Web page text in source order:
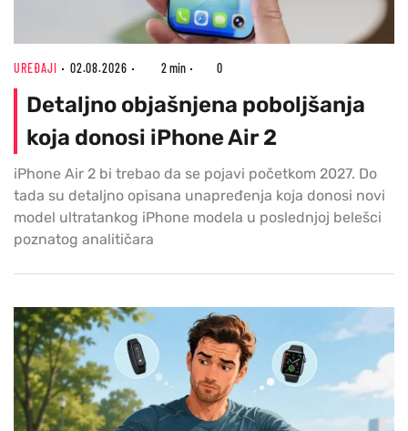
UREĐAJI 02.08.2026 2 min 0
Detaljno objašnjena poboljšanja
koja donosi iPhone Air 2
iPhone Air 2 bi trebao da se pojavi početkom 2027. Do
tada su detaljno opisana unapređenja koja donosi novi
model ultratankog iPhone modela u poslednjoj belešci
poznatog analitičara